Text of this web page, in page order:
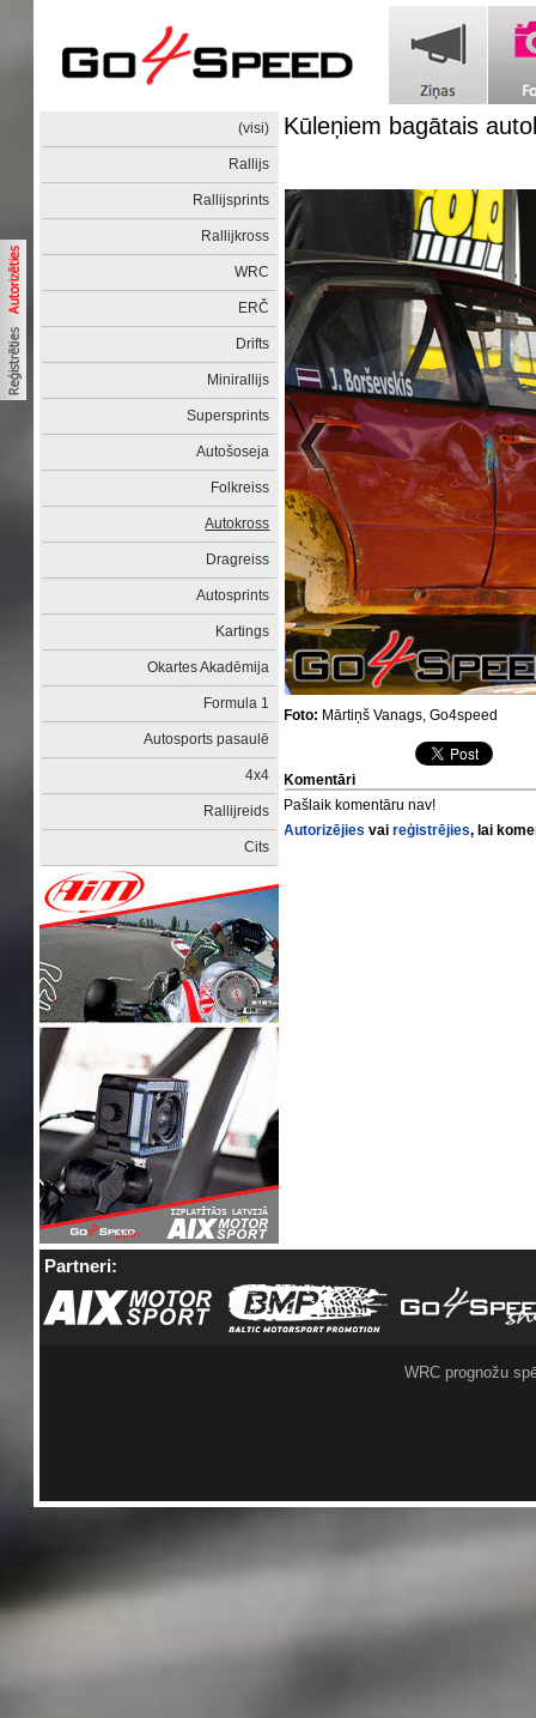
(visi)
Rallijs
Rallijsprints
Rallijkross
WRC
ERČ
Drifts
Minirallijs
Supersprints
Autošoseja
Folkreiss
Autokross
Dragreiss
Autosprints
Kartings
Okartes Akadēmija
Formula 1
Autosports pasaulē
4x4
Rallijreids
Cits
Kūleņiem bagātais
Foto: Mārtiņš Vanags, Go4speed
Komentāri
Pašlaik komentāru nav!
Autorizējies vaireģistrējies, lai
Partneri:
WRC prognožu